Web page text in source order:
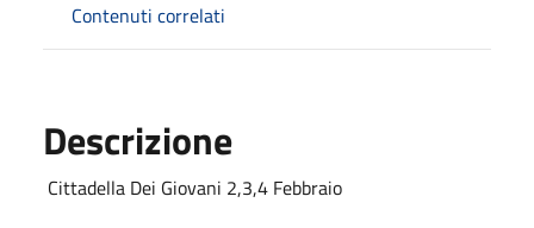
Contenuti correlati
Descrizione
Cittadella Dei Giovani 2,3,4 Febbraio